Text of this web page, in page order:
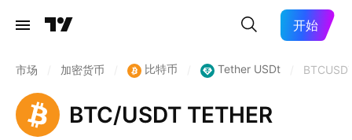
开始
市场 加密货币 比特币 Tether USDt
BTC/USDT TETHER